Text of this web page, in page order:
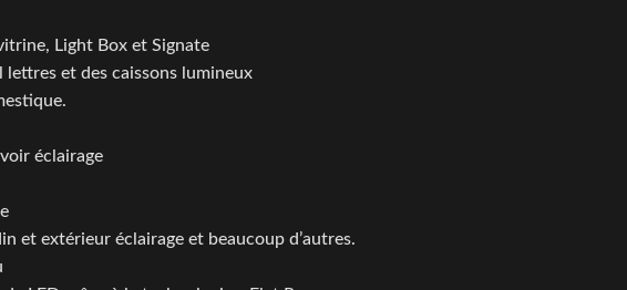
Light Box et Signate
et des caissons lumineux
éclairage
et extérieur éclairage et beaucoup d’autres.